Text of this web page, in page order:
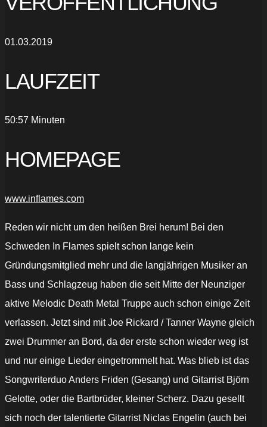
01.03.2019
LAUFZEIT
50:57 Minuten
HOMEPAGE
www.inflames.com
Reden wir nicht um den heißen Brei herum! Bei den
Schweden In Flames spielt schon lange kein
Gründungsmitglied mehr und die langjährigen Musiker an
Bass und Schlagzeug haben die seit Mitte der Neunziger
aktive Melodic Death Metal Truppe auch schon einige Zeit
verlassen. Jetzt sind mit Joe Rickard / Tanner Wayne gleich
zwei Drummer an Bord, da der erste schon wieder weg ist
und nur einige Lieder eingetrommelt hat. Was blieb ist das
Songwriterduo Anders Friden (Gesang) und Gitarrist Björn
Gelotte, oder die Bartbrüder, kleiner Scherz. Dazu gesellt
sich noch der talentierte Gitarrist Niclas Engelin (auch bei